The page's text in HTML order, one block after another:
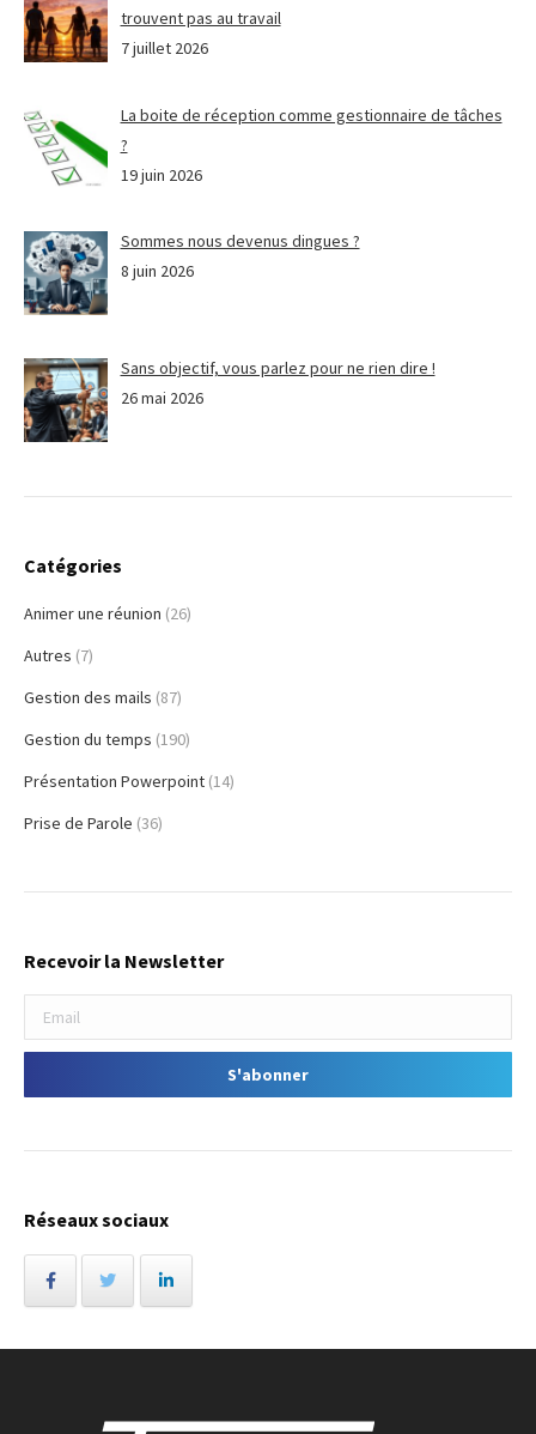
trouvent pas au travail
7 juillet 2026
La boite de réception comme gestionnaire de tâches
?
19 juin 2026
Sommes nous devenus dingues ?
8 juin 2026
Sans objectif, vous parlez pour ne rien dire !
26 mai 2026
Catégories
Animer une réunion (26)
Autres (7)
Gestion des mails (87)
Gestion du temps (190)
Présentation Powerpoint (14)
Prise de Parole (36)
Recevoir la Newsletter
Réseaux sociaux